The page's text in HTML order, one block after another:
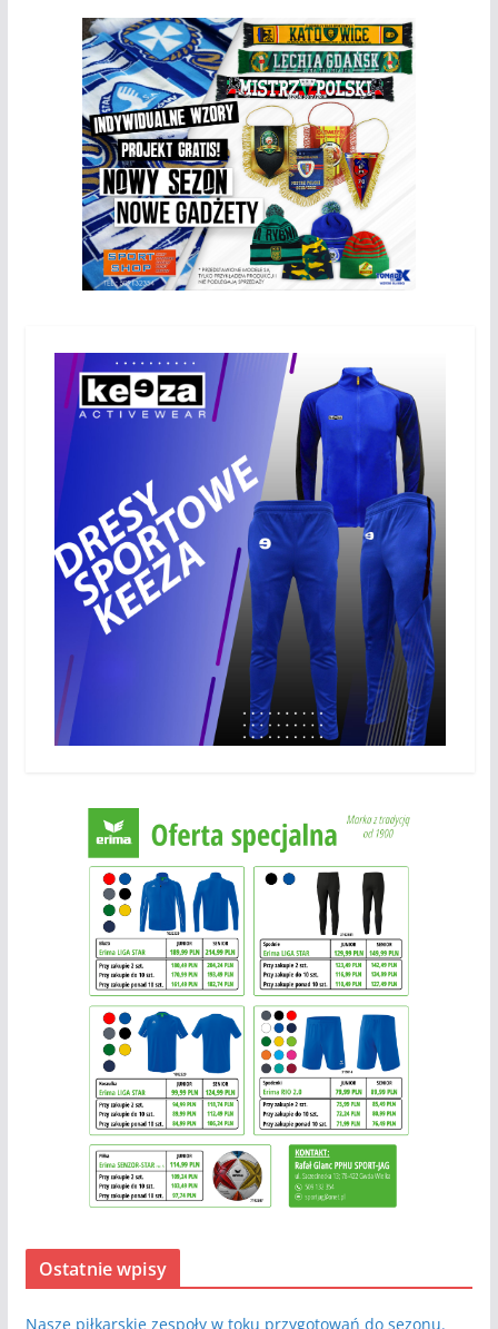
Ostatnie wpisy
Nasze piłkarskie zespoły w toku przygotowań do sezonu.